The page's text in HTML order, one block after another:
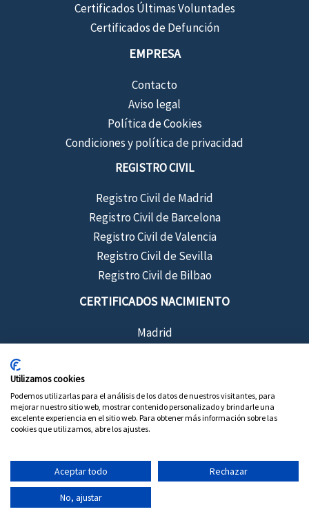
Certificados Últimas Voluntades
Certificados de Defunción
EMPRESA
Contacto
Aviso legal
Política de Cookies
Condiciones y política de privacidad
REGISTRO CIVIL
Registro Civil de Madrid
Registro Civil de Barcelona
Registro Civil de Valencia
Registro Civil de Sevilla
Registro Civil de Bilbao
CERTIFICADOS NACIMIENTO
Madrid
Valencia
Bilbao
Copyright © 2026 Certificados de Registro Civil
Utilizamos cookies
Podemos utilizarlas para el análisis de los datos de nuestros visitantes, para
mejorar nuestro sitio web, mostrar contenido personalizado y brindarle una
excelente experiencia en el sitio web. Para obtener más información sobre las
cookies que utilizamos, abre los ajustes.
Aceptar todo Rechazar
No, ajustar